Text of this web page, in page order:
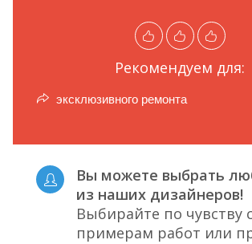
Рекомендуем для:
эксклюзивного ремонта
Вы можете выбрать
из наших дизайнеров!
Выбирайте по чувству
примерам работ или